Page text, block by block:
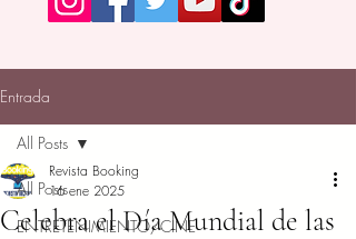
Entrada
All Posts
ENTRETENIMIENTO/CINE
All Posts
Celebra el Día Mundial de las
Revista Booking
16 ene 2025